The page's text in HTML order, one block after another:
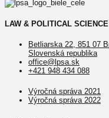
LAW & POLITICAL
Betliarska 22, 851 07
Slovenská republika
office@lpsa.sk
+421 948 434 088
Výročná správa 2021
Výročná správa 2022